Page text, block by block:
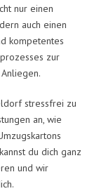
nur einen
auch einen
kompetentes
zur
stressfrei zu
an, wie
du dich ganz
und wir